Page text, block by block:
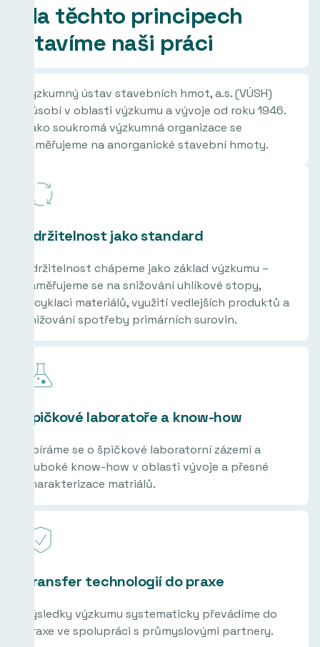
Na těchto principech
stavíme naši práci
Výzkumný ústav stavebních hmot, a.s. (VÚSH)
působí v oblasti výzkumu a vývoje od roku 1946.
Jako soukromá výzkumná organizace se
zaměřujeme na anorganické stavební hmoty.
Udržitelnost jako standard
Udržitelnost chápeme jako základ výzkumu –
zaměřujeme se na snižování uhlíkové stopy,
recyklaci materiálů, využití vedlejších produktů a
snižování spotřeby primárních surovin.
Špičkové laboratoře a know-how
Opíráme se o špičkové laboratorní zázemí a
hluboké know-how v oblasti vývoje a přesné
charakterizace matriálů.
Transfer technologií do praxe
Výsledky výzkumu systematicky převádíme do
praxe ve spolupráci s průmyslovými partnery.